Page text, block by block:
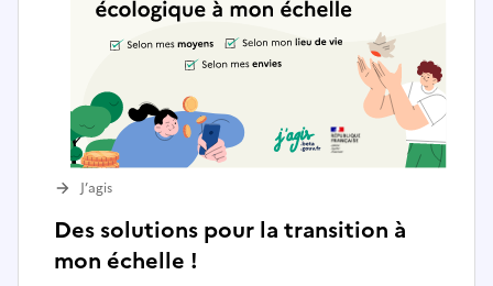
Des solutions pour la transition à
mon échelle !
J’agis